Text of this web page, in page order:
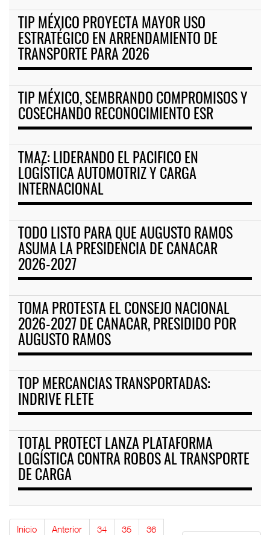
TIP MÉXICO PROYECTA MAYOR USO
ESTRATÉGICO EN ARRENDAMIENTO DE
TRANSPORTE PARA 2026
TIP MÉXICO, SEMBRANDO COMPROMISOS Y
COSECHANDO RECONOCIMIENTO ESR
TMAZ: LIDERANDO EL PACIFICO EN
LOGÍSTICA AUTOMOTRIZ Y CARGA
INTERNACIONAL
TODO LISTO PARA QUE AUGUSTO RAMOS
ASUMA LA PRESIDENCIA DE CANACAR
2026-2027
TOMA PROTESTA EL CONSEJO NACIONAL
2026-2027 DE CANACAR, PRESIDIDO POR
AUGUSTO RAMOS
TOP MERCANCIAS TRANSPORTADAS:
INDRIVE FLETE
TOTAL PROTECT LANZA PLATAFORMA
LOGÍSTICA CONTRA ROBOS AL TRANSPORTE
DE CARGA
Inicio Anterior 34 35
36